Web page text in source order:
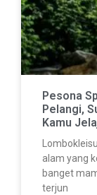
Pesona
Pelangi,
Kamu
alam yang
banget
terjun